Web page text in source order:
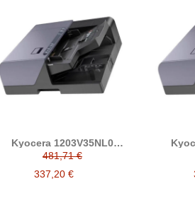
Kyocera 1203V35NL0
procesador de documentos
compatible (140 hojas)
481,71 €
337,20 €